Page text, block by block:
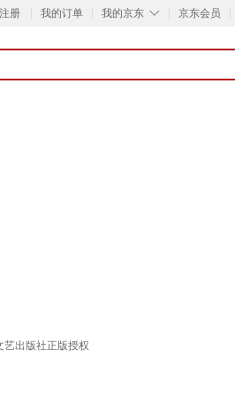
册 我的订单 ◇
我的京东 京东会员
出版社正版授权